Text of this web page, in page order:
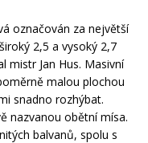
označován za největší
2,5 a vysoký 2,7
mistr Jan Hus. Masivní
malou plochou
snadno rozhýbat.
nazvanou obětní mísa.
balvanů, spolu s